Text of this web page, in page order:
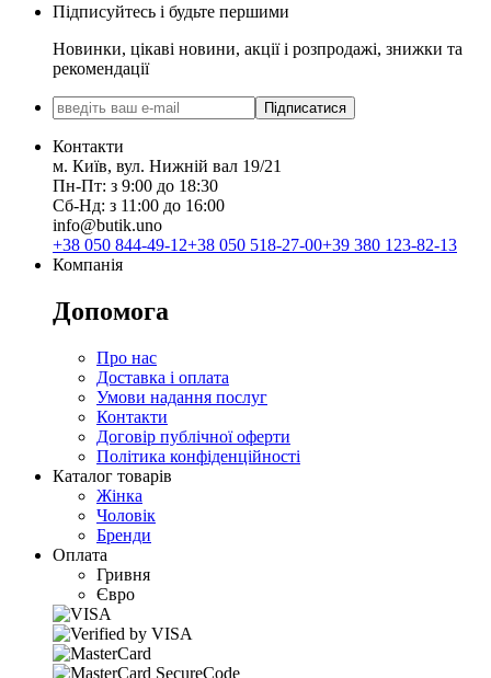
Підписуйтесь і будьте першими
Новинки, цікаві новини, акції і розпродажі, знижки та
рекомендації
Підписатися
Контакти
м. Київ, вул. Нижній вал 19/21
Пн-Пт: з 9:00 до 18:30
Сб-Нд: з 11:00 до 16:00
info@butik.uno
+38 050 844-49-12+38 050 518-27-00+39 380 123-82-13
Компанія
Допомога
Про нас
Доставка і оплата
Умови надання послуг
Контакти
Договір публічної оферти
Політика конфіденційності
Каталог товарів
Жінка
Чоловік
Бренди
Оплата
Гривня
Євро